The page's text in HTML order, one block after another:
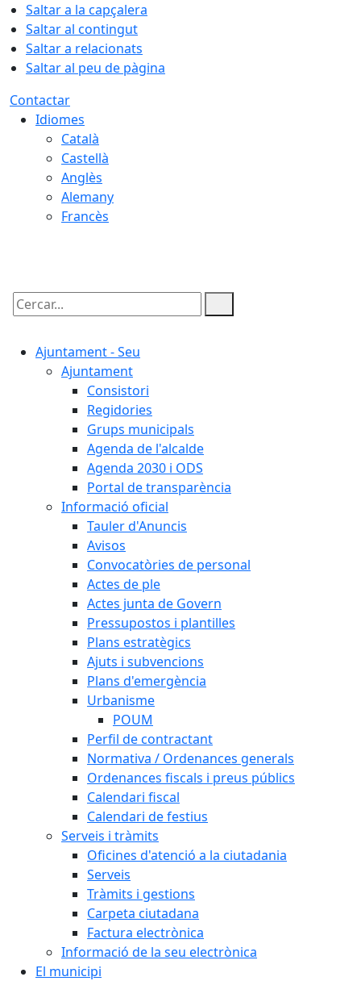
Saltar a la capçalera
Saltar al contingut
Saltar a relacionats
Saltar al peu de pàgina
Contactar
Idiomes
Català
Castellà
Anglès
Alemany
Francès
Cercar:
Ajuntament - Seu
Ajuntament
Consistori
Regidories
Grups municipals
Agenda de l'alcalde
Agenda 2030 i ODS
Portal de transparència
Informació oficial
Tauler d'Anuncis
Avisos
Convocatòries de personal
Actes de ple
Actes junta de Govern
Pressupostos i plantilles
Plans estratègics
Ajuts i subvencions
Plans d'emergència
Urbanisme
POUM
Perfil de contractant
Normativa / Ordenances generals
Ordenances fiscals i preus públics
Calendari fiscal
Calendari de festius
Serveis i tràmits
Oficines d'atenció a la ciutadania
Serveis
Tràmits i gestions
Carpeta ciutadana
Factura electrònica
Informació de la seu electrònica
El municipi